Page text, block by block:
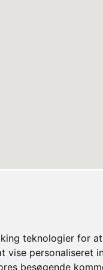
teknologier for
vise personaliseret
besøgende